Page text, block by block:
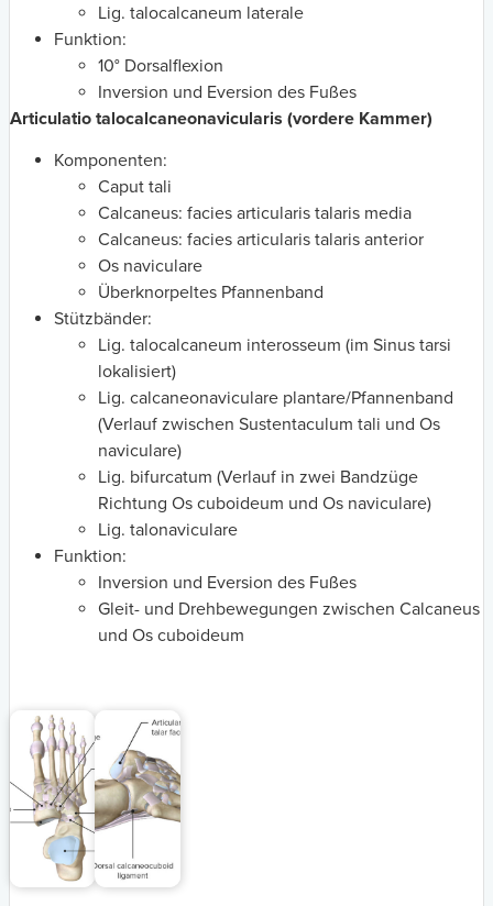
Lig. talocalcaneum laterale
Funktion:
10° Dorsalflexion
Inversion und Eversion des Fußes
Articulatio talocalcaneonavicularis (vordere Kammer)
Komponenten:
Caput tali
Calcaneus: facies articularis talaris media
Calcaneus: facies articularis talaris anterior
Os naviculare
Überknorpeltes Pfannenband
Stützbänder:
Lig. talocalcaneum interosseum (im Sinus tarsi
lokalisiert)
Lig. calcaneonaviculare plantare/Pfannenband
(Verlauf zwischen Sustentaculum tali und Os
naviculare)
Lig. bifurcatum (Verlauf in zwei Bandzüge
Richtung Os cuboideum und Os naviculare)
Lig. talonaviculare
Funktion:
Inversion und Eversion des Fußes
Gleit- und Drehbewegungen zwischen Calcaneus
und Os cuboideum